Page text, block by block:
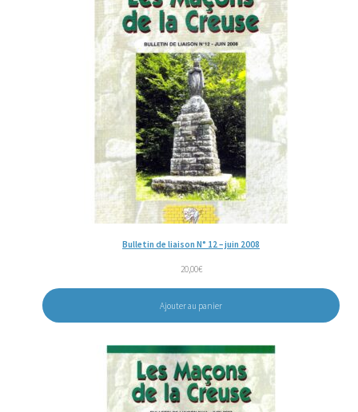
Bulletin de liaison N° 12 – juin 2008
20,00€
Ajouter au panier